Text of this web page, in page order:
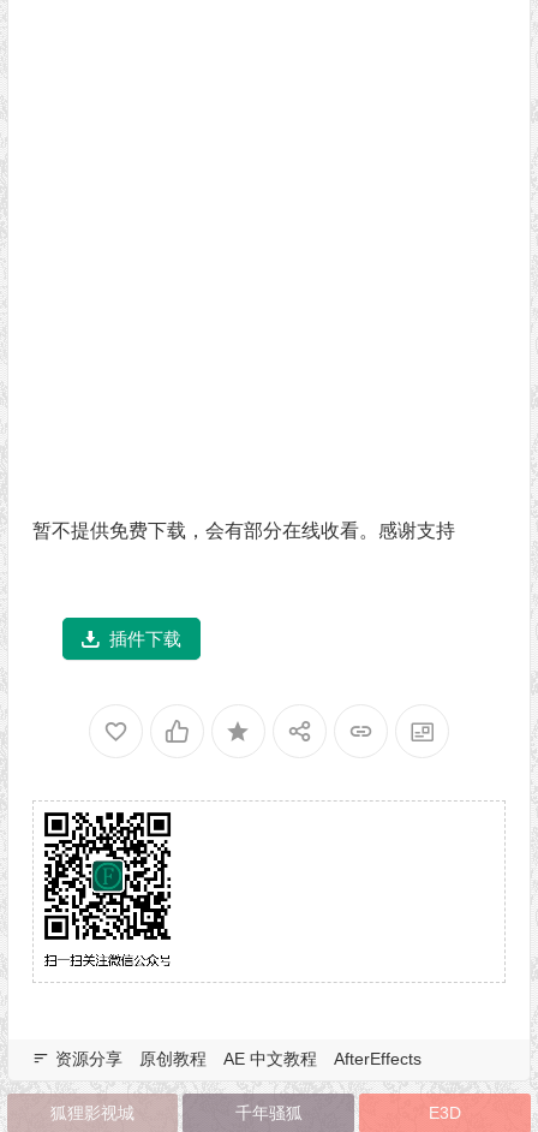
暂不提供免费下载，会有部分在线收看。感谢支持
插件下载
资源分享 原创教程 AE 中文教程 AfterEffects
狐狸影视城 千年骚狐 E3D